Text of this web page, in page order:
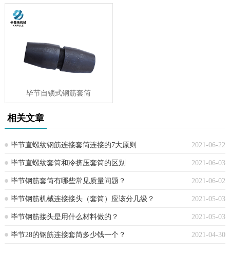
毕节自锁式钢筋套筒
相关文章
2021-06-22
毕节直螺纹钢筋连接套筒连接的7大原则
2021-06-03
毕节直螺纹套筒和冷挤压套筒的区别
2021-06-02
毕节钢筋套筒有哪些常见质量问题？
2021-05-03
毕节钢筋机械连接接头（套筒）应该分几级？
2021-05-03
毕节钢筋接头是用什么材料做的？
2021-04-30
毕节28的钢筋连接套筒多少钱一个？